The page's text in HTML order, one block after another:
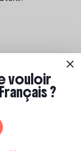
de
vouloir
?